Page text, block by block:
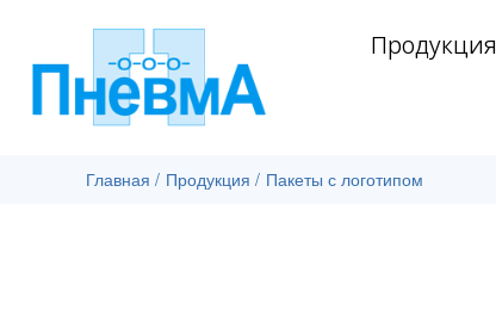
Продукция
Главная / Продукция / Пакеты с логотипом